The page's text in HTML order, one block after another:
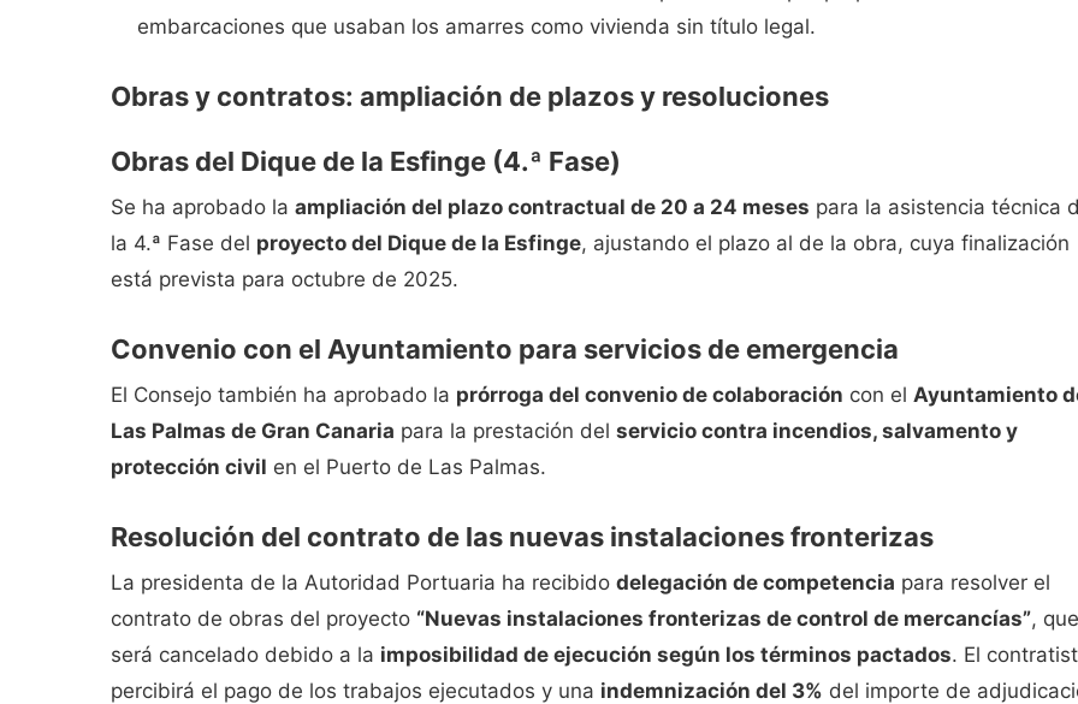
embarcaciones que usaban los amarres como vivienda sin título legal.
Obras y contratos: ampliación de plazos y resoluciones
Obras del Dique de la Esfinge (4.ª Fase)
Se ha aprobado la ampliación del plazo contractual de 20 a 24 meses para la asistencia técnica
la 4.ª Fase del proyecto del Dique de la Esfinge, ajustando el plazo al de la obra, cuya finalización
está prevista para octubre de 2025.
Convenio con el Ayuntamiento para servicios de emergencia
El Consejo también ha aprobado la prórroga del convenio de colaboración con el Ayuntamiento
Las Palmas de Gran Canaria para la prestación del servicio contra incendios, salvamento y
protección civil en el Puerto de Las Palmas.
Resolución del contrato de las nuevas instalaciones fronterizas
La presidenta de la Autoridad Portuaria ha recibido delegación de competencia para resolver el
contrato de obras del proyecto “Nuevas instalaciones fronterizas de control de mercancías”, que
será cancelado debido a la imposibilidad de ejecución según los términos pactados. El
percibirá el pago de los trabajos ejecutados y una indemnización del 3% del importe de